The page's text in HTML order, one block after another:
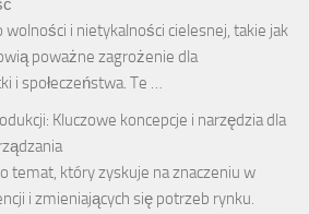
i nietykalności cielesnej, takie jak
poważne zagrożenie dla
i społeczeństwa. Te …
Kluczowe koncepcje i narzędzia dla
temat, który zyskuje na znaczeniu w
i zmieniających się potrzeb rynku.